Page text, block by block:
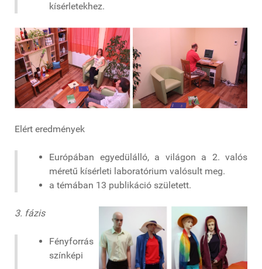
kísérletekhez.
Elért eredmények
Európában egyedülálló, a világon a 2. valós
méretű kísérleti laboratórium valósult meg.
a témában 13 publikáció született.
3. fázis
Fényforrás
színképi